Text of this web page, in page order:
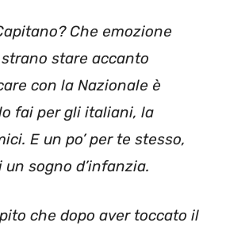
Che emozione
strano stare accanto
con la Nazionale è
fai per gli italiani, la
E un po’ per te stesso,
sogno d’infanzia.
che dopo aver toccato il